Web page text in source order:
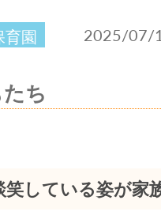
育園 2025/07/
ち
笑している姿が家